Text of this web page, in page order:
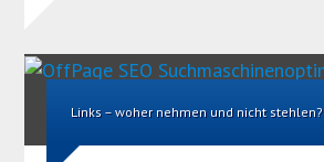
Links – woher nehmen und nicht stehlen?